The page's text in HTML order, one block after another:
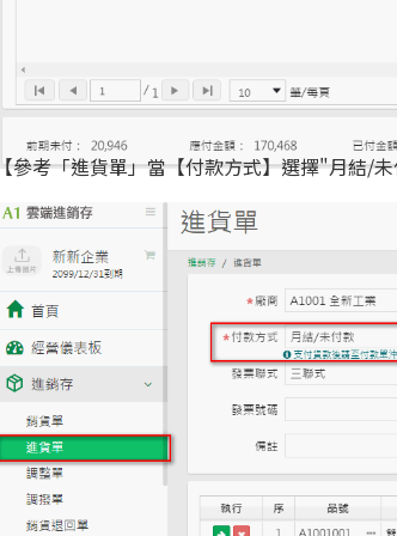
【參考「進貨單」當【付款方式】選擇"月結/